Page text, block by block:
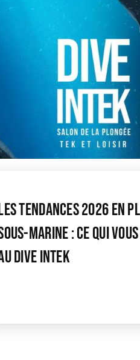
Tendances 2026 En
Marine : Ce Qui
Dive Intek